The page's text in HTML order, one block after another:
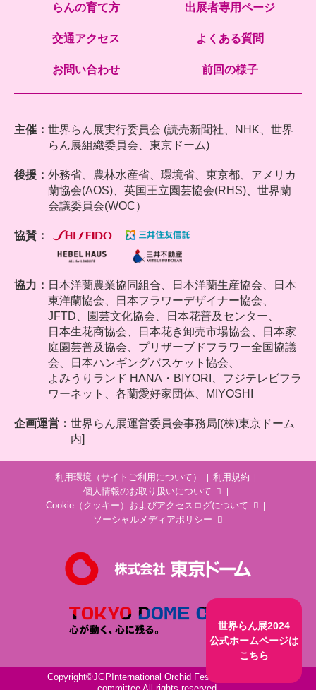
世界らん展2024
公式ホームページは
こちら
らんの育て方 出展者専用ページ
交通アクセス よくある質問
お問い合わせ 前回の様子
主催： 世界らん展実行委員会 (読売新聞社、NHK、世界
らん展組織委員会、東京ドーム)
後援： 外務省、農林水産省、環境省、東京都、アメリカ
蘭協会(AOS)、英国王立園芸協会(RHS)、世界蘭
会議委員会(WOC）
協賛：
協力： 日本洋蘭農業協同組合、
日本洋蘭生産協会、日本
東洋蘭協会、日本フラワーデザイナー協会、
JFTD、園芸文化協会、日本花普及センター、
日本生花商協会、日本花き卸売市場協会、日本家
庭園芸普及協会、プリザーブドフラワー全国協議
会、日本ハンギングバスケット協会、
よみうりランド HANA・BIYORI、フジテレビフラ
ワーネット、各蘭愛好家団体、MIYOSHI
企画運営： 世界らん展運営委員会事務局[(株)東京ドーム
内]
利用環境（サイトご利用について）
利用規約
個人情報のお取り扱いについて
Cookie（クッキー）およびアクセスログについて
ソーシャルメディアポリシー
Copyright©JGPInternational Orchid Festival executive